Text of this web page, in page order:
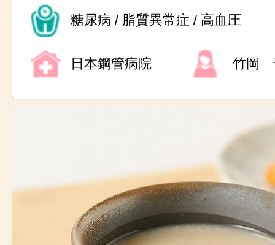
糖尿病 / 脂質異常症 / 高血圧
日本鋼管病院 竹岡